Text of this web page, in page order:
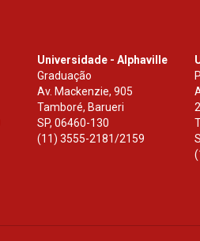
Universidade - Alphaville
Graduação
Av. Mackenzie, 905
Tamboré, Barueri
SP,06460-130
(11) 3555-2181/2159